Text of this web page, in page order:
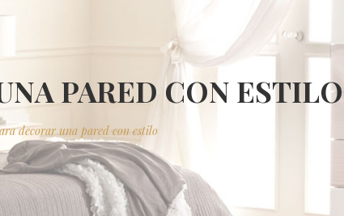
PARED CON ESTILO
decorar una pared con estilo